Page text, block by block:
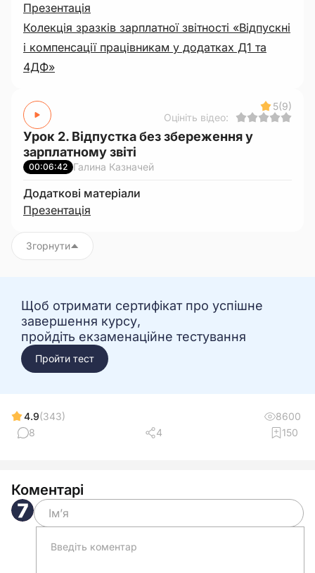
Презентація
Колекція зразків зарплатної звітності «Відпускні
і компенсації працівникам у додатках Д1 та
4ДФ»
5(9)
Оцініть відео:
Урок 2. Відпустка без збереження у
зарплатному звіті
00:06:42 Галина Казначей
Додаткові матеріали
Презентація
Згорнути
Щоб отримати сертифікат про успішне
завершення курсу,
пройдіть екзаменаційне тестування
Пройти тест
4.9(343)
8600
8
4 150
Коментарі